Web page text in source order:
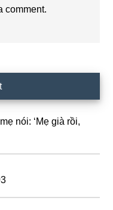
comment.
nói: ‘Mẹ già rồi,